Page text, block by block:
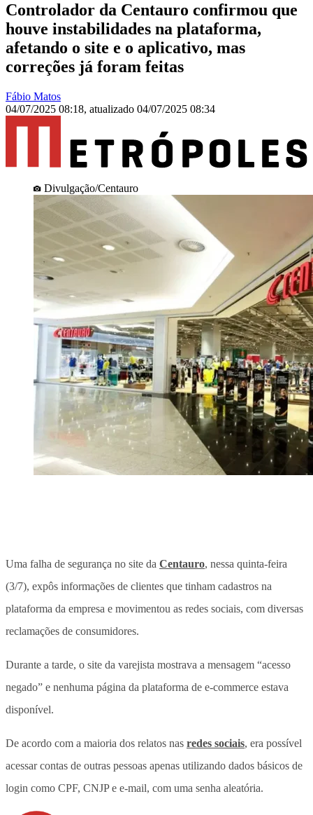
Controlador da Centauro confirmou que
houve instabilidades na plataforma,
afetando o site e o aplicativo, mas
correções já foram feitas
Fábio Matos
04/07/2025 08:18, atualizado 04/07/2025 08:34
Divulgação/Centauro
Uma falha de segurança no site da Centauro, nessa quinta-feira
(3/7), expôs informações de clientes que tinham cadastros na
plataforma da empresa e movimentou as redes sociais, com diversas
reclamações de consumidores.
Durante a tarde, o site da varejista mostrava a mensagem “acesso
negado” e nenhuma página da plataforma de e-commerce estava
disponível.
De acordo com a maioria dos relatos nas redes sociais, era possível
acessar contas de outras pessoas apenas utilizando dados básicos de
login como CPF, CNJP e e-mail, com uma senha aleatória.